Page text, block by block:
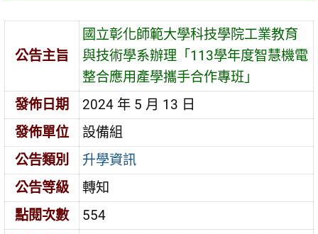
公告主旨
國立彰化師範大學科技學院工業教育
與技術學系辦理「113學年度智慧機電
整合應用產學攜手合作專班」
發佈日期
2024 年 5 月 13 日
發佈單位
設備組
公告類別
升學資訊
公告等級
轉知
點閱次數
554